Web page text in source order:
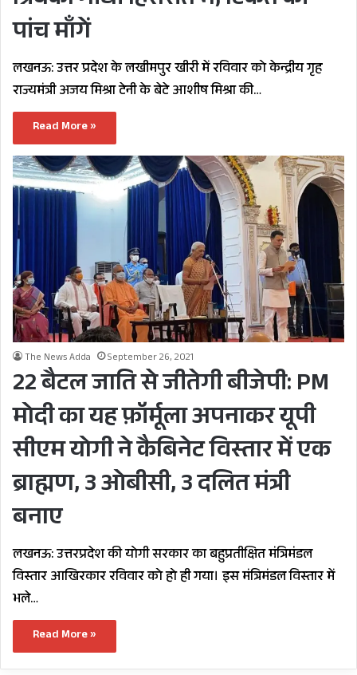
पांच माँगें
लखनऊ: उत्तर प्रदेश के लखीमपुर खीरी में रविवार को केन्द्रीय गृह
राज्यमंत्री अजय मिश्रा टेनी के बेटे आशीष मिश्रा की…
Read More »
The News Adda September 26, 2021
22 बैटल जाति से जीतेगी बीजेपी: PM
मोदी का यह फ़ॉर्मूला अपनाकर यूपी
सीएम योगी ने कैबिनेट विस्तार में एक
ब्राह्मण, 3 ओबीसी, 3 दलित मंत्री
बनाए
लखनऊ: उत्तरप्रदेश की योगी सरकार का बहुप्रतीक्षित मंत्रिमंडल
विस्तार आखिरकार रविवार को हो ही गया। इस मंत्रिमंडल विस्तार में
भले…
Read More »